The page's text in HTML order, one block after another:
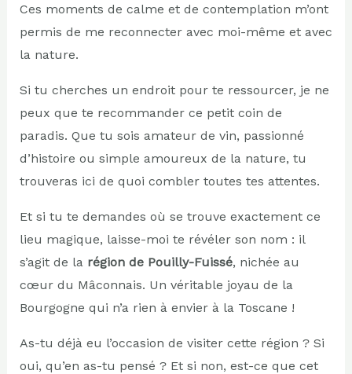
Ces moments de calme et de contemplation m’ont
permis de me reconnecter avec moi-même et avec
la nature.
Si tu cherches un endroit pour te ressourcer, je ne
peux que te recommander ce petit coin de
paradis. Que tu sois amateur de vin, passionné
d’histoire ou simple amoureux de la nature, tu
trouveras ici de quoi combler toutes tes attentes.
Et si tu te demandes où se trouve exactement ce
lieu magique, laisse-moi te révéler son nom : il
s’agit de la région de Pouilly-Fuissé, nichée au
cœur du Mâconnais. Un véritable joyau de la
Bourgogne qui n’a rien à envier à la Toscane !
As-tu déjà eu l’occasion de visiter cette région ? Si
oui, qu’en as-tu pensé ? Et si non, est-ce que cet